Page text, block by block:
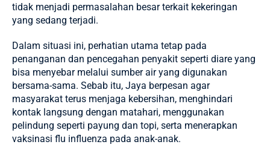
tidak menjadi permasalahan besar terkait kekeringan
yang sedang terjadi.
Dalam situasi ini, perhatian utama tetap pada
penanganan dan pencegahan penyakit seperti diare yang
bisa menyebar melalui sumber air yang digunakan
bersama-sama. Sebab itu, Jaya berpesan agar
masyarakat terus menjaga kebersihan, menghindari
kontak langsung dengan matahari, menggunakan
pelindung seperti payung dan topi, serta menerapkan
vaksinasi flu influenza pada anak-anak.